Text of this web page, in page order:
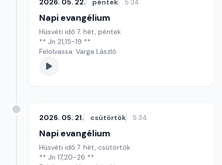
2026. 05. 22. péntek 5:34
Napi evangélium
Húsvéti idő 7. hét, péntek
** Jn 21,15-19 **
Felolvassa: Varga László
2026. 05. 21. csütörtök 5:34
Napi evangélium
Húsvéti idő 7. hét, csütörtök
** Jn 17,20-26 **